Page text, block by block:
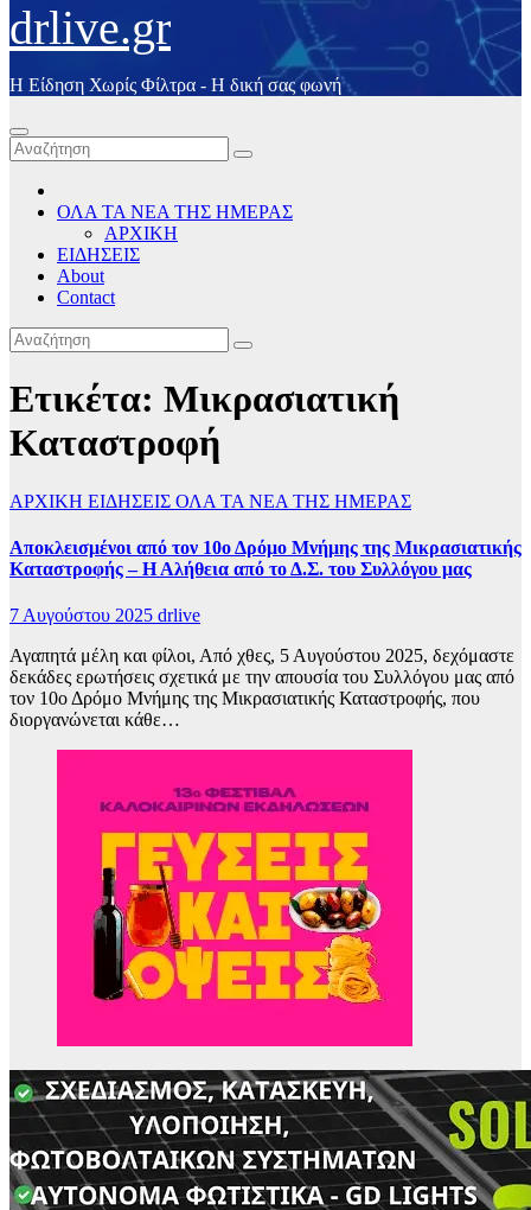
drlive.gr
Η Είδηση Χωρίς Φίλτρα - H δική σας φωνή
ΟΛΑ ΤΑ ΝΕΑ ΤΗΣ ΗΜΕΡΑΣ
ΑΡΧΙΚΗ
ΕΙΔΗΣΕΙΣ
About
Contact
Ετικέτα: Μικρασιατική
Καταστροφή
ΑΡΧΙΚΗ ΕΙΔΗΣΕΙΣ ΟΛΑ ΤΑ ΝΕΑ ΤΗΣ ΗΜΕΡΑΣ
Αποκλεισμένοι από τον 10ο Δρόμο Μνήμης της Μικρασιατικής
Καταστροφής – Η Αλήθεια από το Δ.Σ. του Συλλόγου μας
7 Αυγούστου 2025 drlive
Αγαπητά μέλη και φίλοι, Από χθες, 5 Αυγούστου 2025, δεχόμαστε
δεκάδες ερωτήσεις σχετικά με την απουσία του Συλλόγου μας από
τον 10ο Δρόμο Μνήμης της Μικρασιατικής Καταστροφής, που
διοργανώνεται κάθε…